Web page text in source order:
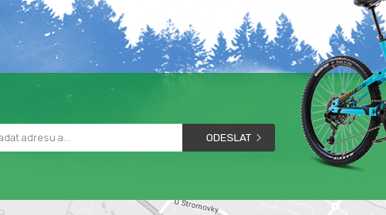
ODESLAT